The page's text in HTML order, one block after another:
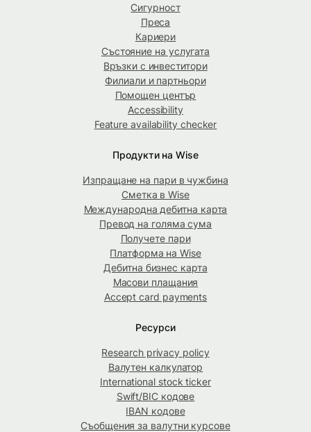
Сигурност
Преса
Кариери
Състояние на услугата
Връзки с инвеститори
Филиали и партньори
Помощен център
Accessibility
Feature availability checker
Продукти на Wise
Изпращане на пари в чужбина
Сметка в Wise
Международна дебитна карта
Превод на голяма сума
Получете пари
Платформа на Wise
Дебитна бизнес карта
Масови плащания
Accept card payments
Ресурси
Research privacy policy
Валутен калкулатор
International stock ticker
Swift/BIC кодове
IBAN кодове
Съобщения за валутни курсове